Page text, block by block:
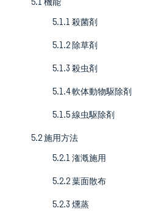
5.1 機能
5.1.1 殺菌剤
5.1.2 除草剤
5.1.3 殺虫剤
5.1.4 軟体動物駆除剤
5.1.5 線虫駆除剤
5.2 施用方法
5.2.1 潅漑施用
5.2.2 葉面散布
5.2.3 燻蒸